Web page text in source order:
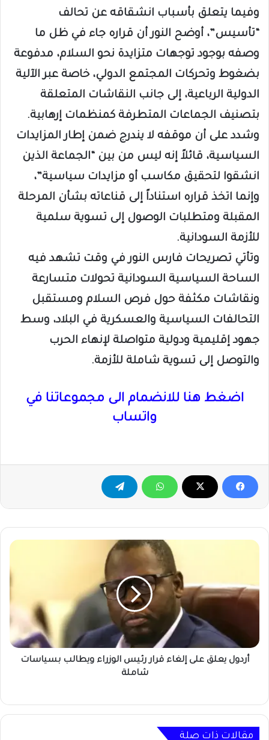
وفيما يتعلق بأسباب انشقاقه عن تحالف
“تأسيس”، أوضح النور أن قراره جاء في ظل ما
وصفه بوجود توجهات متزايدة نحو السلام، مدفوعة
بضغوط وتحركات المجتمع الدولي، خاصة عبر الآلية
الدولية الرباعية، إلى جانب النقاشات المتعلقة
بتصنيف الجماعات المتطرفة كمنظمات إرهابية.
وشدد على أن موقفه لا يندرج ضمن إطار المزايدات
السياسية، قائلاً إنه ليس من بين “الجماعة الذين
انشقوا لتحقيق مكاسب أو مزايدات سياسية”،
وإنما اتخذ قراره استناداً إلى قناعاته بشأن المرحلة
المقبلة ومتطلبات الوصول إلى تسوية سلمية
للأزمة السودانية.
وتأتي تصريحات فارس النور في وقت تشهد فيه
الساحة السياسية السودانية تحولات متسارعة
ونقاشات مكثفة حول فرص السلام ومستقبل
التحالفات السياسية والعسكرية في البلاد، وسط
جهود إقليمية ودولية متواصلة لإنهاء الحرب
والتوصل إلى تسوية شاملة للأزمة.
اضغط هنا للانضمام الى مجموعاتنا في
واتساب
أردول
إلغاء
قرار
رئيس
بسياسات
شاملة
أردول يعلق على إلغاء قرار رئيس الوزراء ويطالب بسياسات
شاملة
مقالات ذات صلة